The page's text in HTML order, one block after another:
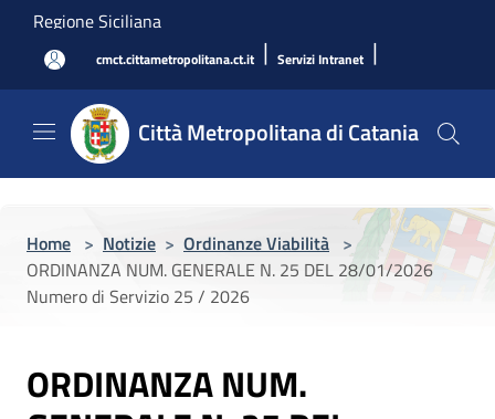
Salta al contenuto principale
Regione Siciliana
cmct.cittametropolitana.ct.it | Servizi Intranet |
Città Metropolitana di Catania
Home > Notizie > Ordinanze Viabilità >
ORDINANZA NUM. GENERALE N. 25 DEL 28/01/2026
Numero di Servizio 25 / 2026
ORDINANZA NUM.